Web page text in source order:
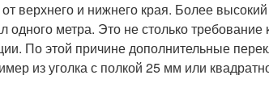
верхнего и нижнего края. Более высокий
метра. Это не столько требование
По этой причине дополнительные
из уголка с полкой 25 мм или